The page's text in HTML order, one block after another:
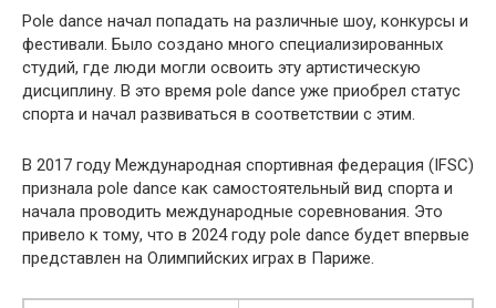
Pole dance начал попадать на различные шоу, конкурсы и
фестивали. Было создано много специализированных
студий, где люди могли освоить эту артистическую
дисциплину. В это время pole dance уже приобрел статус
спорта и начал развиваться в соответствии с этим.
В 2017 году Международная спортивная федерация (IFSC)
признала pole dance как самостоятельный вид спорта и
начала проводить международные соревнования. Это
привело к тому, что в 2024 году pole dance будет впервые
представлен на Олимпийских играх в Париже.